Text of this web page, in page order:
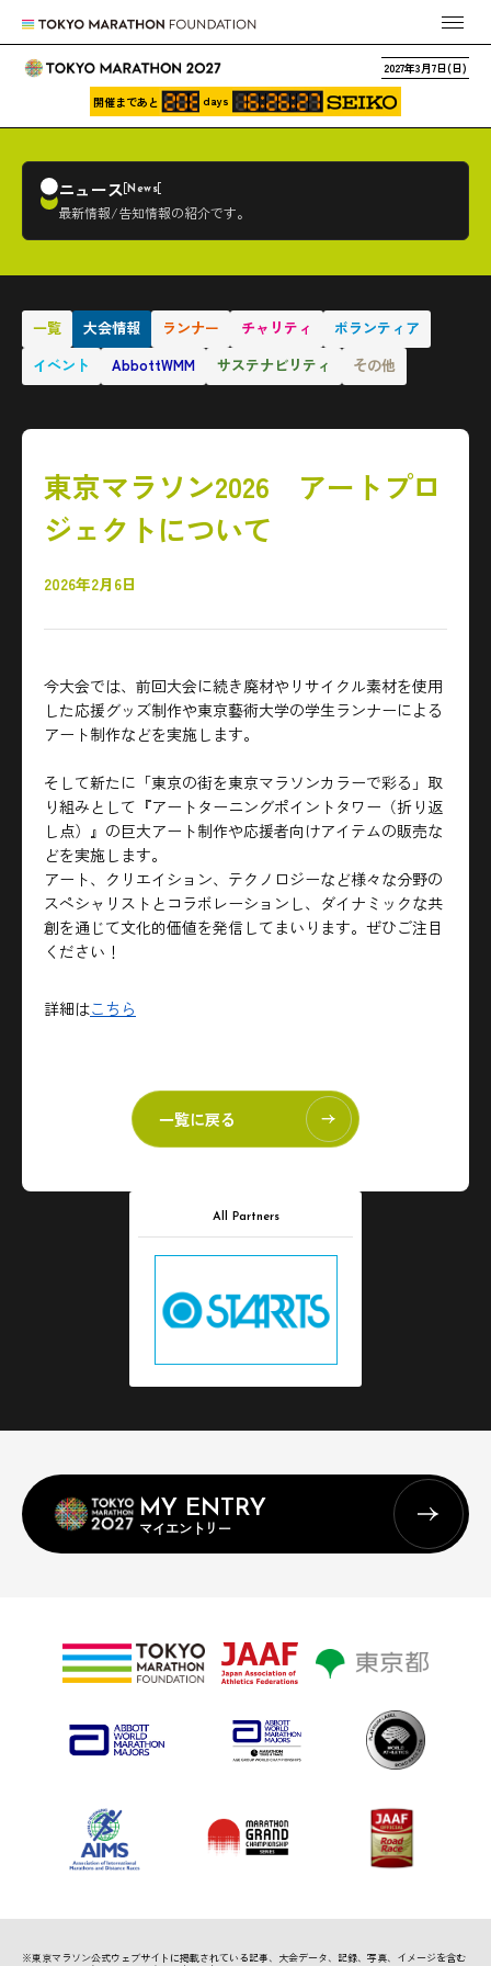
2027年3月7日(日)
開催まであと days
ニュース News
最新情報/告知情報の紹介です。
一覧 大会情報 ランナー チャリティ
ボランティア
イベント
AbbottWMM サステナビリティ その他
東京マラソン2026 アートプロ
ジェクトについて
2026年2月6日
今大会では、前回大会に続き廃材やリサイクル素材を使用
した応援グッズ制作や東京藝術大学の学生ランナーによる
アート制作などを実施します。
そして新たに「東京の街を東京マラソンカラーで彩る」取
り組みとして『アートターニングポイントタワー（折り返
し点）』の巨大アート制作や応援者向けアイテムの販売な
どを実施します。
アート、クリエイション、テクノロジーなど様々な分野の
スペシャリストとコラボレーションし、ダイナミックな共
創を通じて文化的価値を発信してまいります。ぜひご注目
ください！
詳細はこちら
一覧に戻る
All Partners
MY ENTRY
マイエントリー
※東京マラソン公式ウェブサイトに掲載されている記事、 大会データ、記録、写真、イメージを含む